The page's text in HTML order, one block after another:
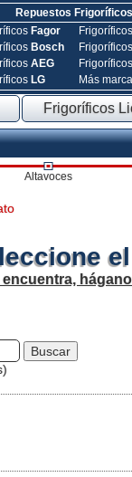
Repuestos Frigoríficos
Fagor
Bosch
AEG
LG
Frigoríficos
Frigoríficos
Más
Frigoríficos
Altavoces